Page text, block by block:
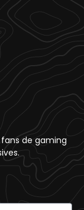
de gaming